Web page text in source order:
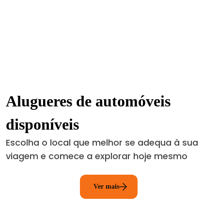
Alugueres de automóveis
disponíveis
Escolha o local que melhor se adequa à sua
viagem e comece a explorar hoje mesmo
Ver mais